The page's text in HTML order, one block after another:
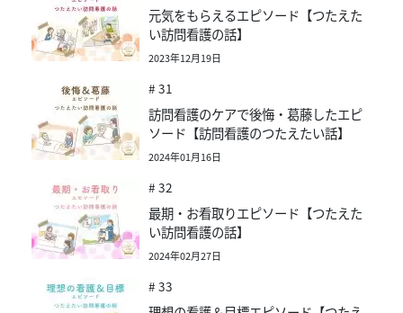
元気をもらえるエピソード【つたえた
い訪問看護の話】
2023年12月19日
# 31
訪問看護のケアで後悔・葛藤したエピ
ソード【訪問看護のつたえたい話】
2024年01月16日
# 32
最期・お看取りエピソード【つたえた
い訪問看護の話】
2024年02月27日
# 33